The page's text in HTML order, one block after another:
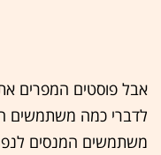
אבל פוסטים המפרים
לדברי כמה משתמשים
משתמשים המנסים